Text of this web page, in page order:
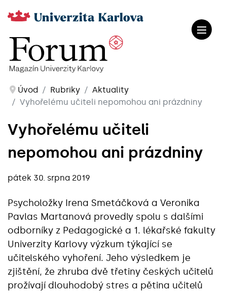
Úvod Rubriky
Aktuality
Vyhořelému učiteli nepomohou ani prázdniny
Vyhořelému učiteli
nepomohou ani prázdniny
pátek 30. srpna 2019
Psycholožky Irena Smetáčková a Veronika
Pavlas Martanová provedly spolu s dalšími
odborníky z Pedagogické a 1. lékařské fakulty
Univerzity Karlovy výzkum týkající se
učitelského vyhoření. Jeho výsledkem je
zjištění, že zhruba dvě třetiny českých učitelů
prožívají dlouhodobý stres a pětina učitelů